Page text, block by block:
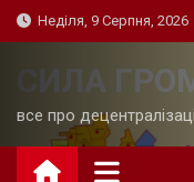
Skip
to
Неділя, 9 Серпня, 2026
СИЛА
все про